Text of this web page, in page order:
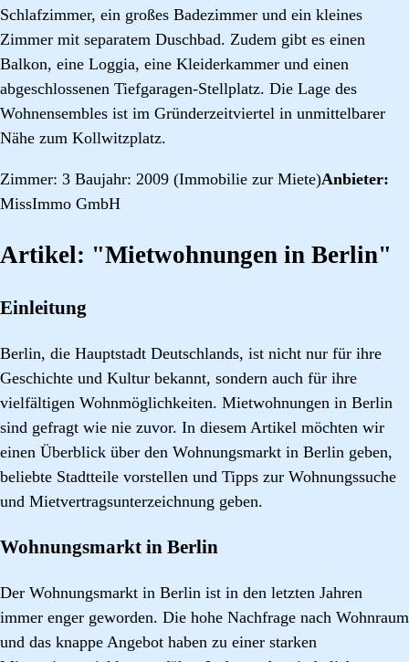
Schlafzimmer, ein großes Badezimmer und ein kleines
Zimmer mit separatem Duschbad. Zudem gibt es einen
Balkon, eine Loggia, eine Kleiderkammer und einen
abgeschlossenen Tiefgaragen-Stellplatz. Die Lage des
Wohnensembles ist im Gründerzeitviertel in unmittelbarer
Nähe zum Kollwitzplatz.
Zimmer: 3 Baujahr: 2009 (Immobilie zur Miete)Anbieter:
MissImmo GmbH
Artikel: "Mietwohnungen in Berlin"
Einleitung
Berlin, die Hauptstadt Deutschlands, ist nicht nur für ihre
Geschichte und Kultur bekannt, sondern auch für ihre
vielfältigen Wohnmöglichkeiten. Mietwohnungen in Berlin
sind gefragt wie nie zuvor. In diesem Artikel möchten wir
einen Überblick über den Wohnungsmarkt in Berlin geben,
beliebte Stadtteile vorstellen und Tipps zur Wohnungssuche
und Mietvertragsunterzeichnung geben.
Wohnungsmarkt in Berlin
Der Wohnungsmarkt in Berlin ist in den letzten Jahren
immer enger geworden. Die hohe Nachfrage nach Wohnraum
und das knappe Angebot haben zu einer starken